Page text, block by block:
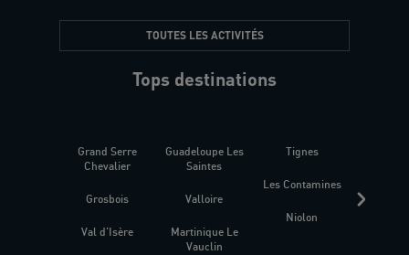
TOUTES LES ACTIVITÉS
Tops destinations
Grand Serre
Chevalier
Grosbois
Val d'Isère
Guadeloupe Les
Saintes
Valloire
Martinique Le
Vauclin
Tignes
Les Contamines
Niolon